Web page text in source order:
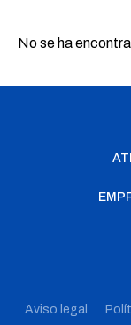
No se ha
Aviso legal